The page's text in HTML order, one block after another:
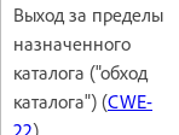
Выход за пределы
назначенного
каталога ("обход
каталога") (CWE-
22)